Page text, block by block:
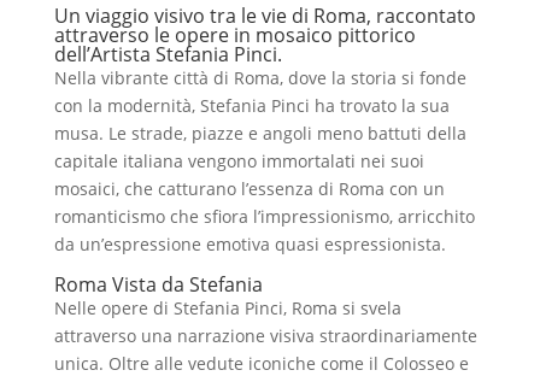
Un viaggio visivo tra le vie di Roma, raccontato
attraverso le opere in mosaico pittorico
dell’Artista Stefania Pinci.
Nella vibrante città di Roma, dove la storia si fonde
con la modernità, Stefania Pinci ha trovato la sua
musa. Le strade, piazze e angoli meno battuti della
capitale italiana vengono immortalati nei suoi
mosaici, che catturano l’essenza di Roma con un
romanticismo che sfiora l’impressionismo, arricchito
da un’espressione emotiva quasi espressionista.
Roma Vista da Stefania
Nelle opere di Stefania Pinci, Roma si svela
attraverso una narrazione visiva straordinariamente
unica. Oltre alle vedute iconiche come il Colosseo e